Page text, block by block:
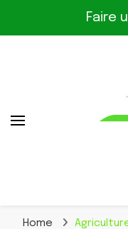
Faire
Le
Home